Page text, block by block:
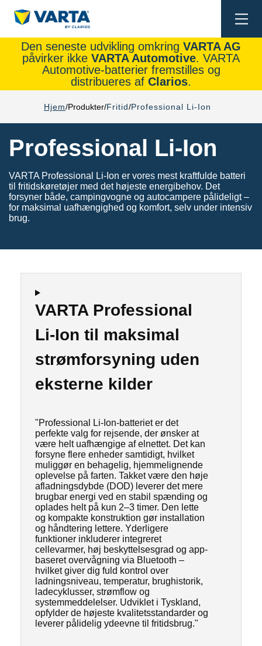
Den seneste udvikling omkring VARTA AG
påvirker ikke VARTA Automotive. VARTA
Automotive-batterier fremstilles og
distribueres af Clarios.
Hjem Produkter Fritid Professional Li-Ion
Professional Li-Ion
VARTA Professional Li-Ion er vores mest kraftfulde batteri
til fritidskøretøjer med det højeste energibehov. Det
forsyner både, campingvogne og autocampere pålideligt –
for maksimal uafhængighed og komfort, selv under intensiv
brug.
VARTA Professional
Li-Ion til maksimal
strømforsyning uden
eksterne kilder
"Professional Li-Ion-batteriet er det
perfekte valg for rejsende, der ønsker at
være helt uafhængige af elnettet. Det kan
forsyne flere enheder samtidigt, hvilket
muliggør en behagelig, hjemmelignende
oplevelse på farten. Takket være den høje
afladningsdybde (DOD) leverer det mere
brugbar energi ved en stabil spænding og
oplades helt på kun 2–3 timer. Den lette
og kompakte konstruktion gør installation
og håndtering lettere. Yderligere
funktioner inkluderer integreret
cellevarmer, høj beskyttelsesgrad og app-
baseret overvågning via Bluetooth –
hvilket giver dig fuld kontrol over
ladningsniveau, temperatur, brughistorik,
ladecyklusser, strømflow og
systemmeddelelser. Udviklet i Tyskland,
opfylder de højeste kvalitetsstandarder og
leverer pålidelig ydeevne til fritidsbrug."